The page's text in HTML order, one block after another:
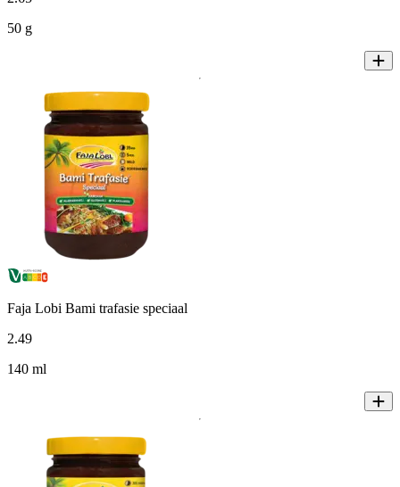
50 g
Faja Lobi Bami trafasie speciaal
2.49
140 ml